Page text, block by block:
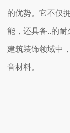
的优势。它不仅
能，还具备..的耐
建筑装饰领域中
音材料。